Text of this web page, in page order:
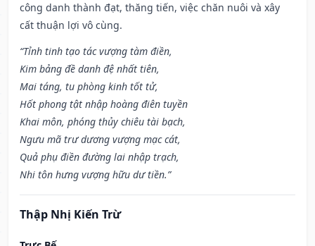
công danh thành đạt, thăng tiến, việc chăn nuôi và xây
cất thuận lợi vô cùng.
“Tỉnh tinh tạo tác vượng tàm điền,
Kim bảng đề danh đệ nhất tiên,
Mai táng, tu phòng kinh tốt tử,
Hốt phong tật nhập hoàng điên tuyền
Khai môn, phóng thủy chiêu tài bạch,
Ngưu mã trư dương vượng mạc cát,
Quả phụ điền đường lai nhập trạch,
Nhi tôn hưng vượng hữu dư tiền.”
Thập Nhị Kiến Trừ